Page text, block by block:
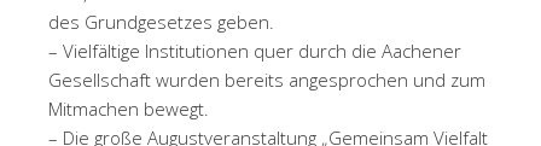
des Grundgesetzes geben.
– Vielfältige Institutionen quer durch die Aachener
Gesellschaft wurden bereits angesprochen und zum
Mitmachen bewegt.
– Die große Augustveranstaltung „Gemeinsam Vielfalt